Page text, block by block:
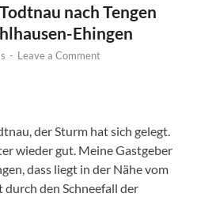
nach Tengen
Ehingen
- Leave a Comment
der Sturm hat sich gelegt.
wieder gut. Meine Gastgeber
dass liegt in der Nähe vom
durch den Schneefall der